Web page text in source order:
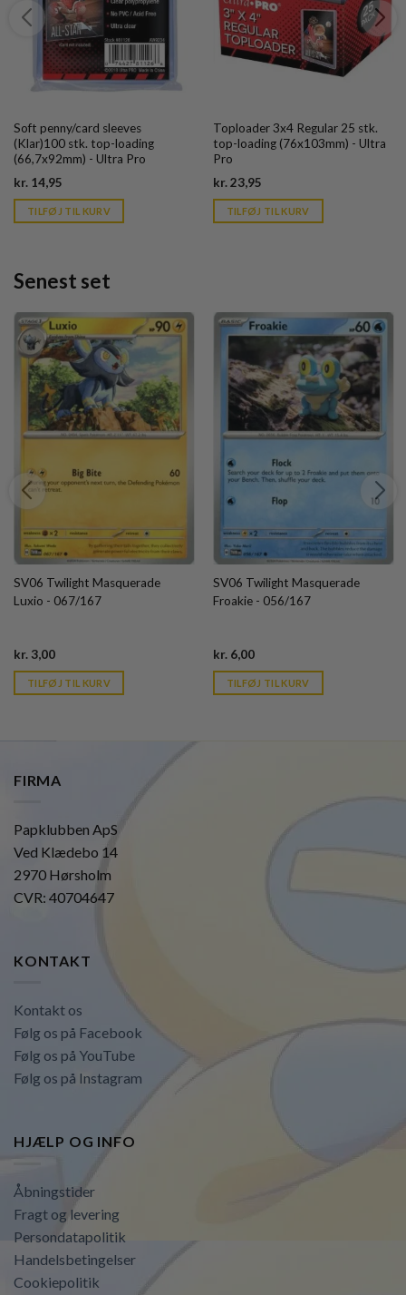
Soft penny/card sleeves
(Klar)100 stk. top-loading
(66,7x92mm) - Ultra Pro
kr. 14,95
is:
kr. 39,95.
TILFØJ TIL KURV
Toploader 3x4 Regular 25 stk.
top-loading (76x103mm) - Ultra
Pro
kr.23,95Current
is:
kr. 39,95.
TILFØJ TIL KURV
Senest set
SV06 Twilight Masquerade
Luxio - 067/167
kr. 3,00Current
is:
kr. 39,95.
TILFØJ TIL KURV
SV06 Twilight Masquerade
Froakie - 056/167
kr.6,00Current
is:
kr. 39,95.
TILFØJ TIL KURV
FIRMA
Papklubben ApS
Ved Klædebo 14
2970 Hørsholm
CVR: 40704647
KONTAKT
Kontakt os
Følg os på Facebook
Følg os på YouTube
Følg os på Instagram
HJÆLP OG INFO
Åbningstider
Fragt og levering
Persondatapolitik
Handelsbetingelser
Cookiepolitik